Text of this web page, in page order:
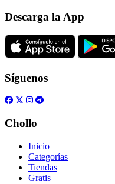
Descarga la App
Síguenos
Chollo
Inicio
Categorías
Tiendas
Gratis